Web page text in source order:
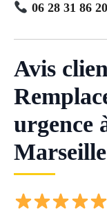
06 28 31 86
Avis
urgence
Marseille